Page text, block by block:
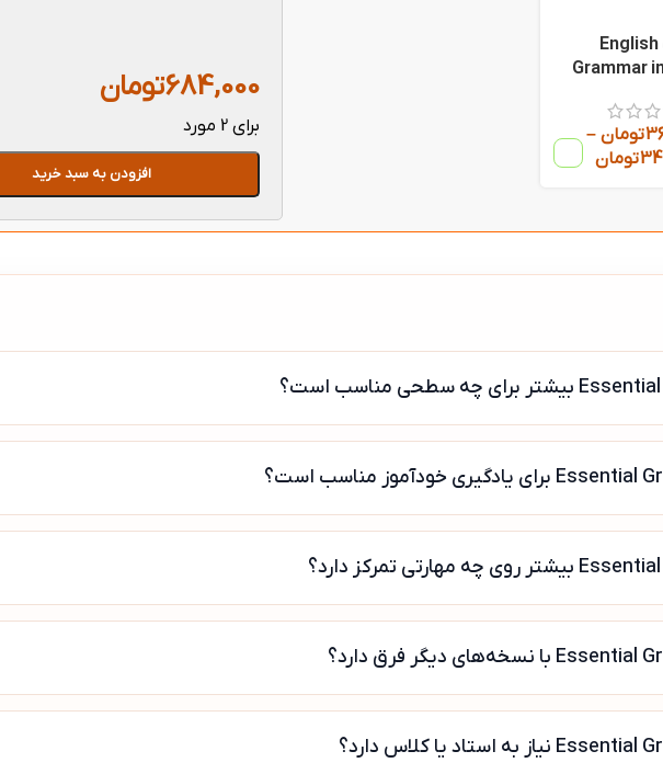
کتاب English
Grammar
تومان –
تومان
684,000تومان
برای 2 مورد
افزودن به سبد خرید